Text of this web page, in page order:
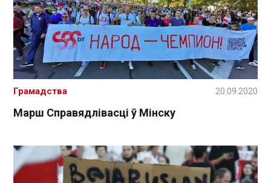
Марш Справядлівасці ў Мінску
Грамадства 20.09.2020